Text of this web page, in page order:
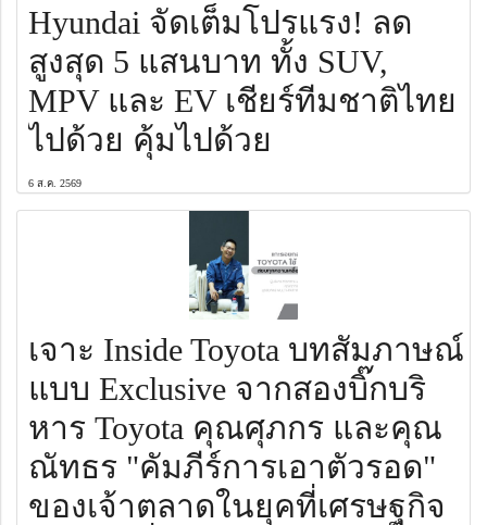
Hyundai จัดเต็มโปรแรง! ลด
สูงสุด 5 แสนบาท ทั้ง SUV,
MPV และ EV เชียร์ทีมชาติไทย
ไปด้วย คุ้มไปด้วย
6 ส.ค. 2569
เจาะ Inside Toyota บทสัมภาษณ์
แบบ Exclusive จากสองบิ๊กบริ
หาร Toyota คุณศุภกร และคุณ
ณัทธร "คัมภีร์การเอาตัวรอด"
ของเจ้าตลาดในยุคที่เศรษฐกิจ